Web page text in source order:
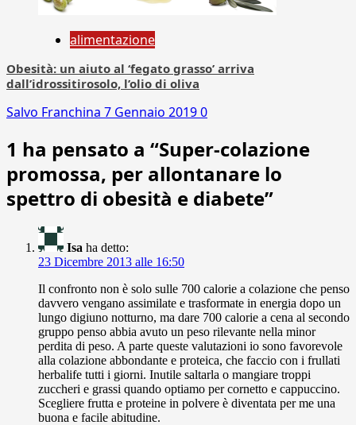
alimentazione
Obesità: un aiuto al ‘fegato grasso’ arriva
dall’idrossitirosolo, l’olio di oliva
Salvo Franchina 7 Gennaio 20190
1 ha pensato a “Super-colazione
promossa, per allontanare lo
spettro di obesità e diabete”
Isa ha detto:
23 Dicembre 2013 alle 16:50
Il confronto non è solo sulle 700 calorie a colazione che penso
davvero vengano assimilate e trasformate in energia dopo un
lungo digiuno notturno, ma dare 700 calorie a cena al secondo
gruppo penso abbia avuto un peso rilevante nella minor
perdita di peso. A parte queste valutazioni io sono favorevole
alla colazione abbondante e proteica, che faccio con i frullati
herbalife tutti i giorni. Inutile saltarla o mangiare troppi
zuccheri e grassi quando optiamo per cornetto e cappuccino.
Scegliere frutta e proteine in polvere è diventata per me una
buona e facile abitudine.